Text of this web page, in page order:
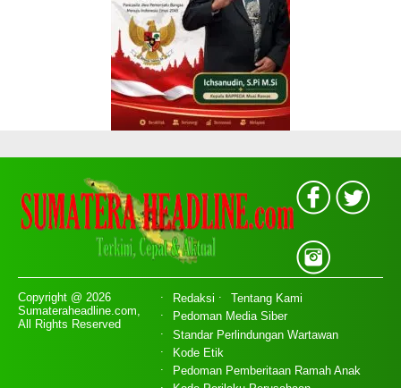
Copyright @ 2026
Sumateraheadline.com,
All Rights Reserved
Redaksi
Tentang Kami
Pedoman Media Siber
Standar Perlindungan Wartawan
Kode Etik
Pedoman Pemberitaan Ramah Anak